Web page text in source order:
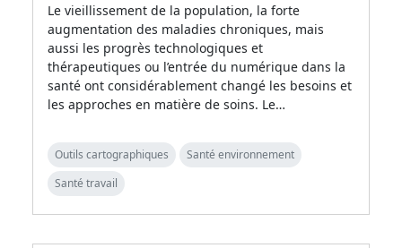
Le vieillissement de la population, la forte
augmentation des maladies chroniques, mais
aussi les progrès technologiques et
thérapeutiques ou l’entrée du numérique dans la
santé ont considérablement changé les besoins et
les approches en matière de soins. Le…
Outils cartographiques
Santé environnement
Santé travail